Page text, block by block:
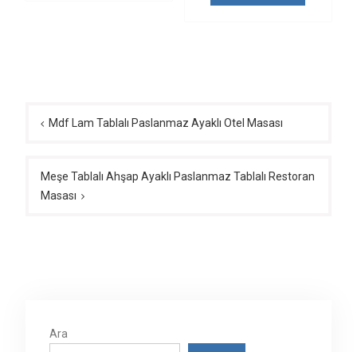
gezinmesi
Mdf Lam Tablalı Paslanmaz Ayaklı Otel Masası
Meşe Tablalı Ahşap Ayaklı Paslanmaz Tablalı Restoran
Masası
Ara